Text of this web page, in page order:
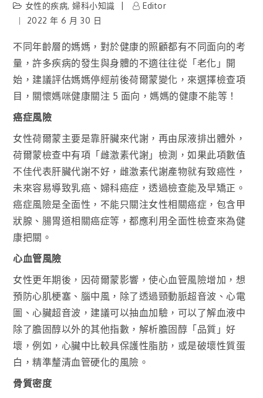
女性的疾病,婦科小知識
Editor
2022 年 6 月 30 日
不同年齡層的媽媽，對於健康的照顧都有不同面向的考
量，許多疾病的發生與身體的不適往往從「老化」開
始，建議評估媽媽停經前後荷爾蒙變化，來選擇檢查項
目，關懷媽咪健康關注 5 面向，媽媽的健康不能等！
癌症風險
女性荷爾蒙主要是靠肝臟來代謝，再由尿液排出體外，
荷爾蒙檢查中有項「雌激素代謝」檢測，如果此項數值
不佳代表肝臟代謝不好，雌激素代謝產物就有致癌性，
未來容易導致乳癌、婦科癌症，透過檢查能及早矯正。
癌症風險是全面性，不能只關注女性相關癌症，包含甲
狀腺、腸胃道相關癌症等，都應利用全面性檢查來為健
康把關。
心血管風險
女性更年期後，因荷爾蒙影響，使心血管風險增加，想
預防心肌梗塞、腦中風，除了透過頸動脈超音波、心電
圖、心臟超音波，建議可以抽血加驗，可以了解血液中
除了膽固醇以外的其他指數，解析膽固醇「品質」好
壞，例如，心臟中比較具保護性脂肪，或是破壞性質蛋
白，精準釐清血管硬化的風險。
骨質密度